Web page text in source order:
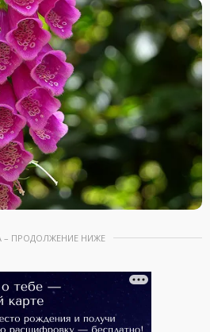
– ПРОДОЛЖЕНИЕ НИЖЕ